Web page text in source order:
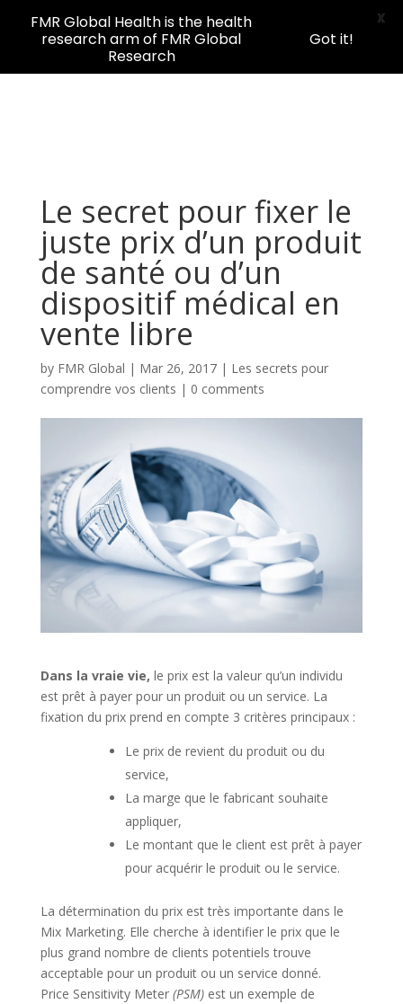
Le secret pour fixer le
juste prix d’un produit
de santé ou d’un
dispositif médical en
vente libre
by FMR Global | Mar 26, 2017| Les secrets pour
comprendre vos clients | 0 comments
Dans la vraie vie, le prix est la valeur qu’un individu
est prêt à payer pour un produit ou un service. La
fixation du prix prend en compte 3 critères principaux :
Le prix de revient du produit ou du
service,
La marge que le fabricant souhaite
appliquer,
Le montant que le client est prêt à payer
pour acquérir le produit ou le service.
La détermination du prix est très importante dans le
Mix Marketing. Elle cherche à identifier le prix que le
plus grand nombre de clients potentiels trouve
acceptable pour un produit ou un service donné.
Price Sensitivity Meter (PSM) est un exemple de
FMR Global Health is the health
research arm of FMR Global
Research
Got it!
X